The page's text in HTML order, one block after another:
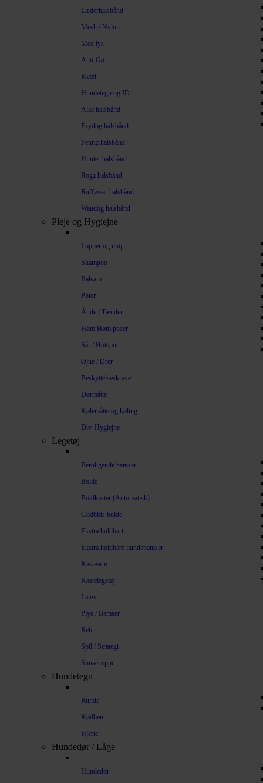
Læderhalsbånd
Mesh / Nylon
Med lys
Anti-Gø
Kvæl
Hundetegn og ID
Alac halsbånd
Ezydog halsbånd
Fenriz halsbånd
Hunter halsbånd
Rogz halsbånd
Ruffwear halsbånd
Waudog halsbånd
Pleje og Hygiejne
Lopper og utøj
Shampoo
Balsam
Poter
Ånde / Tænder
Høm Høm poser
Sår / Hotspot
Øjne / Ører
Beskyttelseskrave
Dørmåtte
Kølemåtte og køling
Div. Hygiejne
Legetøj
Beroligende bamser
Bolde
Boldkaster (Automatisk)
Godbids bolde
Ekstra holdbart
Ekstra holdbare hundebamser
Kastearm
Kastelegetøj
Latex
Plys / Bamser
Reb
Spil / Strategi
Snusetæppe
Hundetegn
Runde
Kødben
Hjerte
Hundedør / Låge
Hundedør